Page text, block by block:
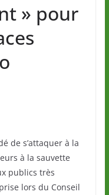
» pour
de s’attaquer à la
à la sauvette
publics très
lors du Conseil